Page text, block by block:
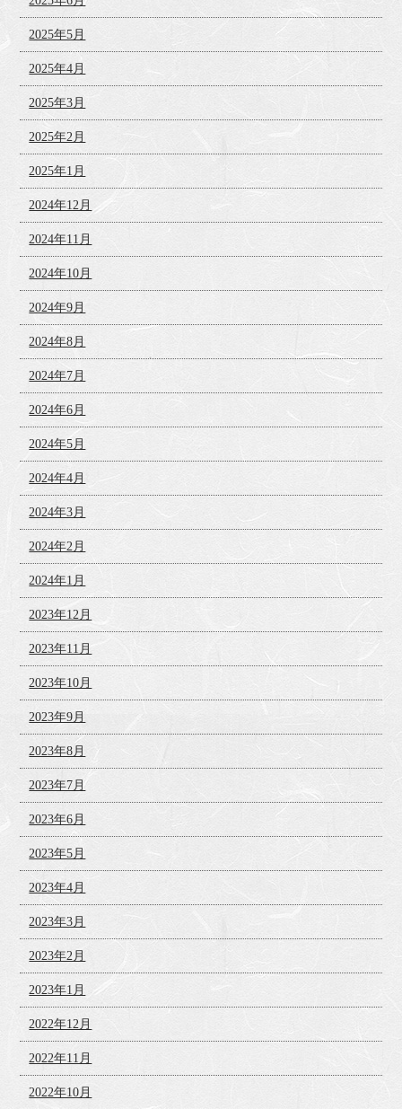
2025年5月
2025年4月
2025年3月
2025年2月
2025年1月
2024年12月
2024年11月
2024年10月
2024年9月
2024年8月
2024年7月
2024年6月
2024年5月
2024年4月
2024年3月
2024年2月
2024年1月
2023年12月
2023年11月
2023年10月
2023年9月
2023年8月
2023年7月
2023年6月
2023年5月
2023年4月
2023年3月
2023年2月
2023年1月
2022年12月
2022年11月
2022年10月